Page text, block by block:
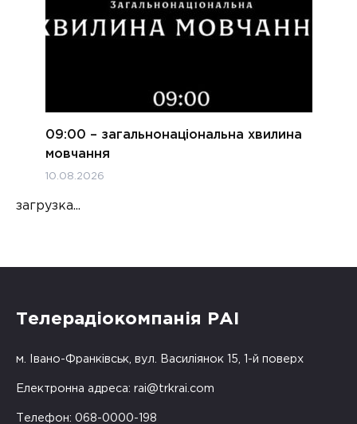
09:00 – загальнонаціональна хвилина
мовчання
10.08.2026
загрузка...
Телерадіокомпанія РАІ
м. Івано-Франківськ, вул. Василіянок 15, 1-й поверх
Електронна адреса: rai@trkrai.com
Телефон: 068-0000-198